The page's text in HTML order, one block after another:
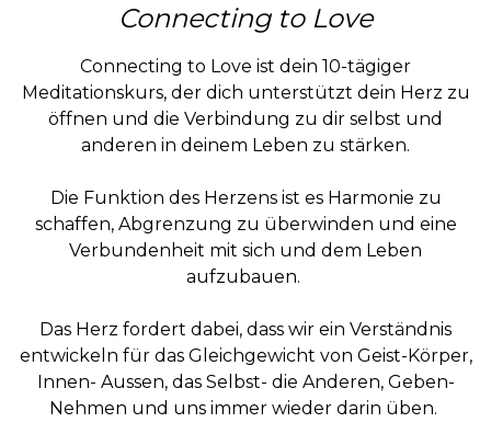
Connecting to Love
Connecting to Love ist dein 10-tägiger
Meditationskurs, der dich unterstützt dein Herz zu
öffnen und die Verbindung zu dir selbst und
anderen in deinem Leben zu stärken.
Die Funktion des Herzens ist es Harmonie zu
schaffen, Abgrenzung zu überwinden und eine
Verbundenheit mit sich und dem Leben
aufzubauen.
Das Herz fordert dabei, dass wir ein Verständnis
entwickeln für das Gleichgewicht von Geist-Körper,
Innen- Aussen, das Selbst- die Anderen, Geben-
Nehmen und uns immer wieder darin üben.